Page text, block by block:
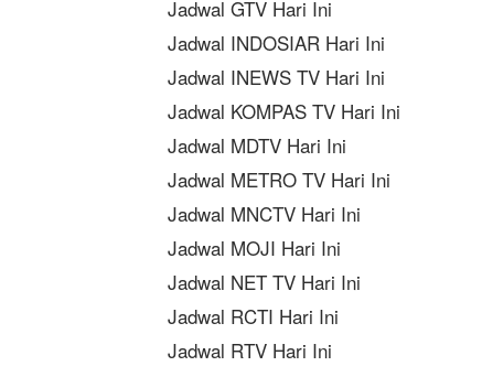
Jadwal GTV Hari Ini
Jadwal INDOSIAR Hari Ini
Jadwal INEWS TV Hari Ini
Jadwal KOMPAS TV Hari Ini
Jadwal MDTV Hari Ini
Jadwal METRO TV Hari Ini
Jadwal MNCTV Hari Ini
Jadwal MOJI Hari Ini
Jadwal NET TV Hari Ini
Jadwal RCTI Hari Ini
Jadwal RTV Hari Ini